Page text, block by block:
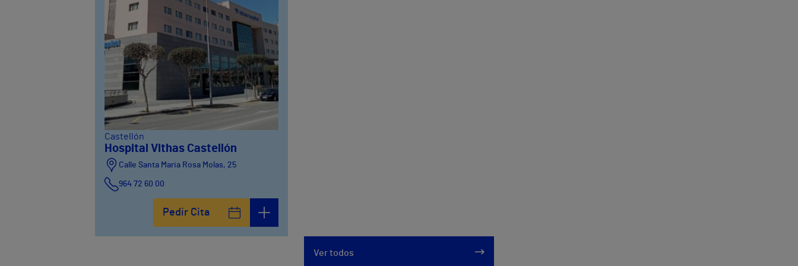
Castellón
Hospital Vithas Castellón
Calle Santa Maria Rosa Molas, 25
964 72 60 00
Pedir Cita
Ver todos